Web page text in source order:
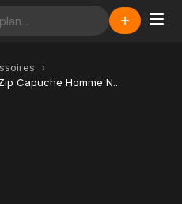
Capuche Homme N...